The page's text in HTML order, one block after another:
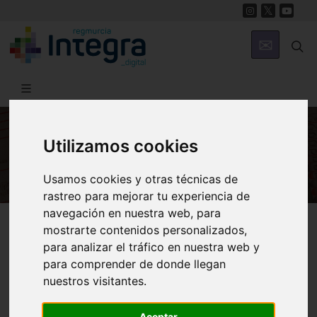
Utilizamos cookies
Usamos cookies y otras técnicas de
rastreo para mejorar tu experiencia de
navegación en nuestra web, para
mostrarte contenidos personalizados,
para analizar el tráfico en nuestra web y
para comprender de donde llegan
nuestros visitantes.
HISTORIA
Región de Murcia Digital Historia Archivos